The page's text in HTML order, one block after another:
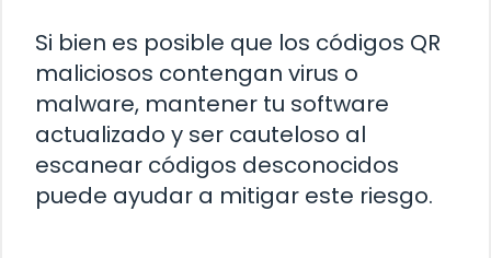
Si bien es posible que los códigos QR
maliciosos contengan virus o
malware, mantener tu software
actualizado y ser cauteloso al
escanear códigos desconocidos
puede ayudar a mitigar este riesgo.